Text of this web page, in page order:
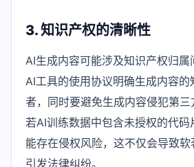
3. 知识产权的清晰性
AI生成内容可能涉及知识产权归
AI工具的使用协议明确生成内容
者，同时要避免生成内容侵犯第三
若AI训练数据中包含未授权的代
能存在侵权风险，这不仅会导致
引发法律纠纷。